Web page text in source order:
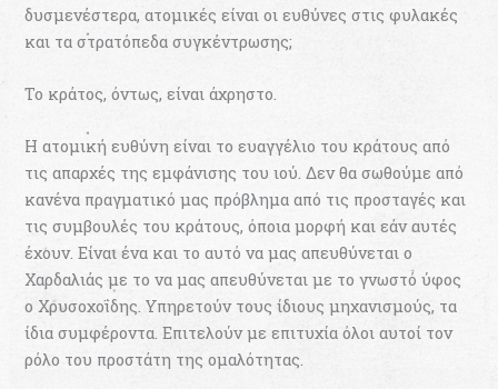
δυσμενέστερα, ατομικές είναι οι ευθύνες στις φυλακές
και τα στρατόπεδα συγκέντρωσης;
Το κράτος, όντως, είναι άχρηστο.
Η ατομική ευθύνη είναι το ευαγγέλιο του κράτους από
τις απαρχές της εμφάνισης του ιού. Δεν θα σωθούμε από
κανένα πραγματικό μας πρόβλημα από τις προσταγές και
τις συμβουλές του κράτους, όποια μορφή και εάν αυτές
έχουν. Είναι ένα και το αυτό να μας απευθύνεται ο
Χαρδαλιάς με το να μας απευθύνεται με το γνωστό ύφος
ο Χρυσοχοΐδης. Υπηρετούν τους ίδιους μηχανισμούς, τα
ίδια συμφέροντα. Επιτελούν με επιτυχία όλοι αυτοί τον
ρόλο του προστάτη της ομαλότητας.